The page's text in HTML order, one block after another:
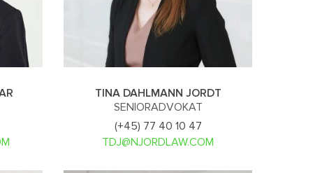
TINA DAHLMANN JORDT
SENIORADVOKAT
(+45) 77 40 10 47
TDJ@NJORDLAW.COM